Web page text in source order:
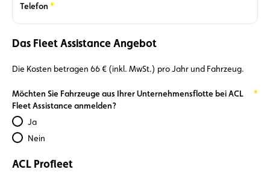
Telefon
Required
Das Fleet Assistance Angebot
Die Kosten betragen 66 € (inkl. MwSt.) pro Jahr und Fahrzeug.
Möchten Sie Fahrzeuge aus Ihrer Unternehmensflotte bei ACL
Fleet Assistance anmelden?
Required
Ja
Nein
ACL Profleet